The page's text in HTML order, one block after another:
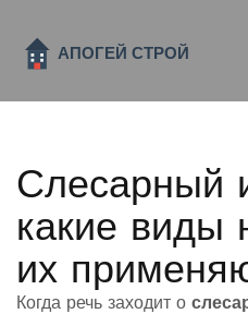
Слесарный
какие виды
их
Когда речь заходит о